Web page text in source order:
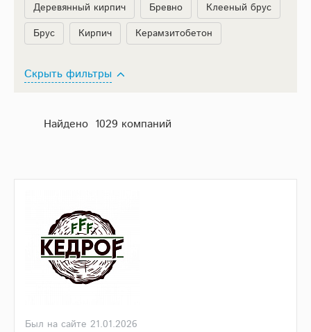
Деревянный кирпич
Бревно
Клееный брус
Брус
Кирпич Керамзитобетон
Скрыть фильтры
Найдено 1029 компаний
Был на сайте 21.01.2026